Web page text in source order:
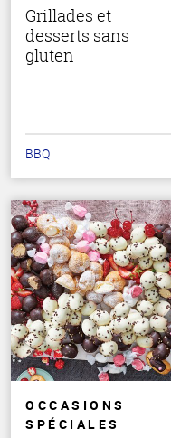
Grillades et
desserts sans
gluten
BBQ
OCCASIONS
SPÉCIALES